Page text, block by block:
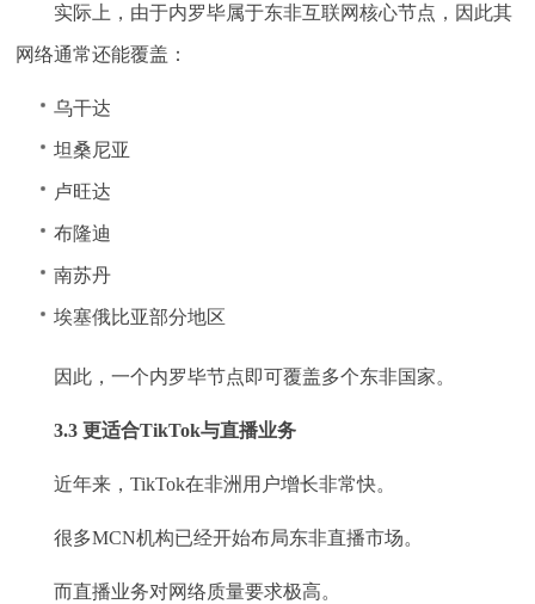
实际上，由于内罗毕属于东非互联网核心节点，因此其
网络通常还能覆盖：
乌干达
坦桑尼亚
卢旺达
布隆迪
南苏丹
埃塞俄比亚部分地区
因此，一个内罗毕节点即可覆盖多个东非国家。
3.3 更适合TikTok与直播业务
近年来，TikTok在非洲用户增长非常快。
很多MCN机构已经开始布局东非直播市场。
而直播业务对网络质量要求极高。